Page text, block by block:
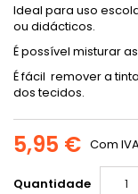
Ideal para uso
ou didácticos.
É possível misturar
É fácil remover a
dos tecidos.
5,95 € Com
Quantidade